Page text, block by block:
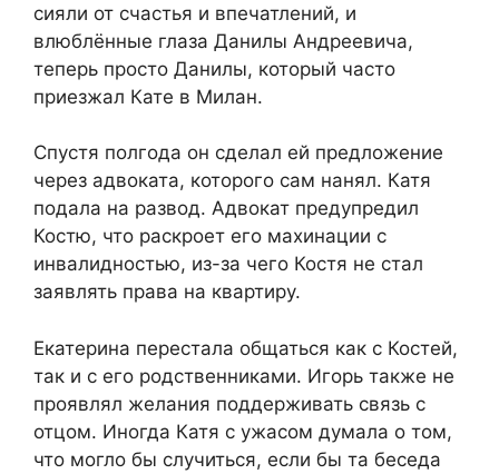
сияли от счастья и впечатлений, и
влюблённые глаза Данилы Андреевича,
теперь просто Данилы, который часто
приезжал Кате в Милан.
Спустя полгода он сделал ей предложение
через адвоката, которого сам нанял. Катя
подала на развод. Адвокат предупредил
Костю, что раскроет его махинации с
инвалидностью, из-за чего Костя не стал
заявлять права на квартиру.
Екатерина перестала общаться как с Костей,
так и с его родственниками. Игорь также не
проявлял желания поддерживать связь с
отцом. Иногда Катя с ужасом думала о том,
что могло бы случиться, если бы та беседа